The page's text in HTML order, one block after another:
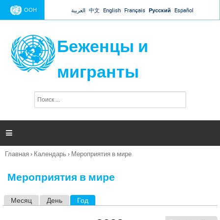
Jump to navigation
ООН العربية 中文 English Français Русский Español
Беженцы и
мигранты
п
и

Вы
Главная › Календарь › Мероприятия в мире
Мероприятия в мире
Месяц День Год